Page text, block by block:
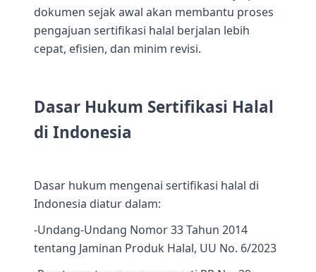
dokumen sejak awal akan membantu proses
pengajuan sertifikasi halal berjalan lebih
cepat, efisien, dan minim revisi.
Dasar Hukum Sertifikasi Halal
di Indonesia
Dasar hukum mengenai sertifikasi halal di
Indonesia diatur dalam:
-Undang-Undang Nomor 33 Tahun 2014
tentang Jaminan Produk Halal, UU No. 6/2023